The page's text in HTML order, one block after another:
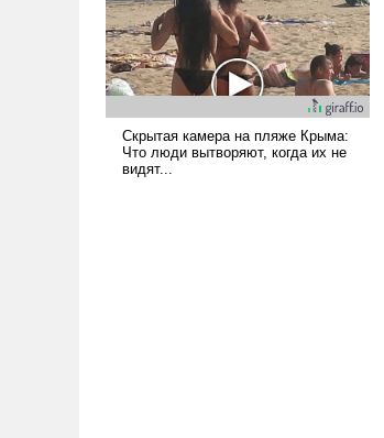
означает многолетний период
уязвимости США, например,
перед Китаем.